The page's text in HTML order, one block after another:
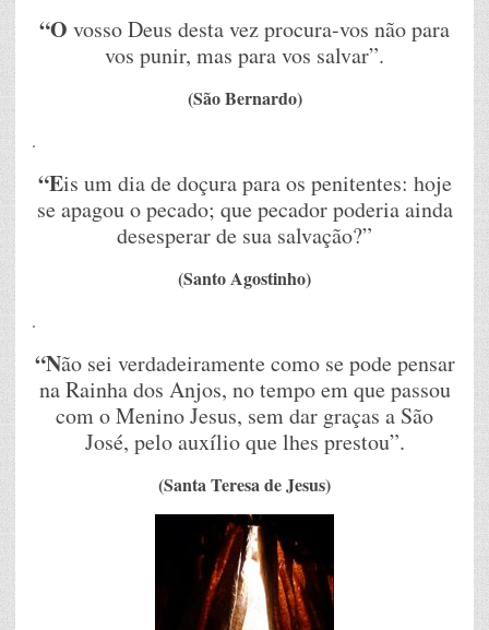
“O vosso Deus desta vez procura-vos não para
vos punir, mas para vos salvar”.
(São Bernardo)
.
“Eis um dia de doçura para os penitentes: hoje
se apagou o pecado; que pecador poderia ainda
desesperar de sua salvação?”
(Santo Agostinho)
.
“Não sei verdadeiramente como se pode pensar
na Rainha dos Anjos, no tempo em que passou
com o Menino Jesus, sem dar graças a São
José, pelo auxílio que lhes prestou”.
(Santa Teresa de Jesus)